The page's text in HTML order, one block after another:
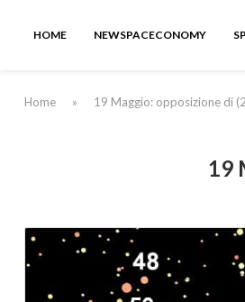
HOME NEWSPACECONOMY
Home » 19 Maggio: opposizione di
19